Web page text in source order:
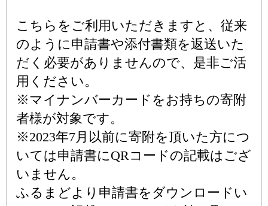
こちらをご利用いただきますと、従来
のように申請書や添付書類を返送いた
だく必要がありませんので、是非ご活
用ください。
※マイナンバーカードをお持ちの寄附
者様が対象です。
※2023年7月以前に寄附を頂いた方につ
いては申請書にQRコードの記載はござ
いません。
ふるまどより申請書をダウンロードい